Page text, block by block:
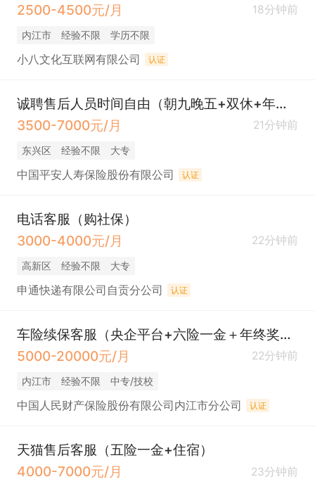
2500-4500元/月
18分钟前
内江市 经验不限 学历不限
小八文化互联网有限公司 认证
诚聘售后人员时间自由（朝九晚五+双休+年终奖）
3500-7000元/月
21分钟前
东兴区 经验不限 大专
中国平安人寿保险股份有限公司 认证
电话客服（购社保）
3000-4000元/月
22分钟前
高新区 经验不限 大专
申通快递有限公司自贡分公司 认证
车险续保客服（央企平台+六险一金＋年终奖＋带薪年假＋双休＋餐补＋下午茶）
5000-20000元/月
22分钟前
内江市 经验不限 中专/技校
中国人民财产保险股份有限公司内江市分公司 认证
天猫售后客服（五险一金+住宿）
4000-7000元/月
23分钟前